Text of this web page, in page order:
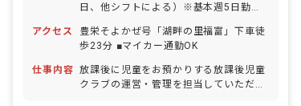
日、他シフトによる）※基本週5日勤務
末年始休暇 ■有給休暇（法定通り／取得
率100％／5日以上の連休相談有休使用
で取得可） ■慶弔休暇 ■産前産後・育児
休暇（取得率80％） ※取得実績は法人
アクセス
豊栄そよかぜ号「湖畔の里福富」下車徒
歩23分 ■マイカー通勤OK
仕事内容 放課後に児童をお預かりする放課後児童
クラブの運営・管理を担当していただき